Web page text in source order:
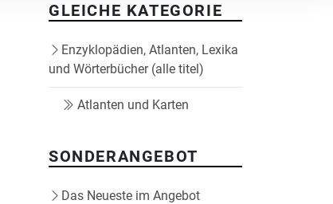
GLEICHE KATEGORIE
Enzyklopädien, Atlanten, Lexika
und Wörterbücher (alle titel)
Atlanten und Karten
SONDERANGEBOT
Das Neueste im Angebot